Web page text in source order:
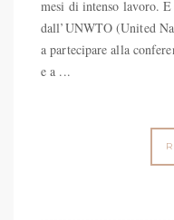
mesi di intenso lavoro.
dall’UNWTO (United
a partecipare alla
e a ...